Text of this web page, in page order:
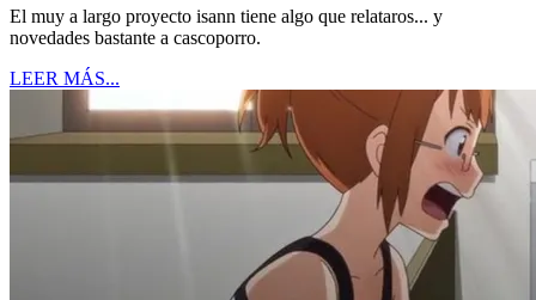
El muy a largo proyecto isann tiene algo que relataros... y
novedades bastante a cascoporro.
LEER MÁS...